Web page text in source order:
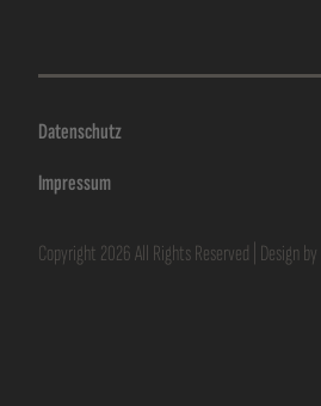
Datenschutz
Impressum
Copyright 2026 All Rights Reserved | Design by